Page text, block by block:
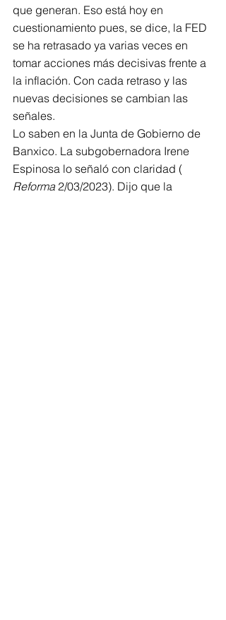
que generan. Eso está hoy en
cuestionamiento pues, se dice, la FED
se ha retrasado ya varias veces en
tomar acciones más decisivas frente a
la inflación. Con cada retraso y las
nuevas decisiones se cambian las
señales.
Lo saben en la Junta de Gobierno de
Banxico. La subgobernadora Irene
Espinosa lo señaló con claridad (
Reforma 2/03/2023). Dijo que la